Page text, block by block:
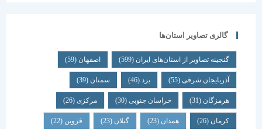
گالری تصاویر استان‌ها
گنجینه تصاویر از استان‌های ایران(599) اصفهان (59)
آذربایجان شرقی(55) یزد سمنان (39)
هرمزگان(31) خراسان جنوبی(30) مرکزی (26)
همدان گیلان قزوین